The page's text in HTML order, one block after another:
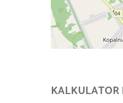
KALKULATOR